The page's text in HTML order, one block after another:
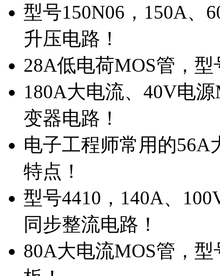
型号150N06，150A、
升压电路！
28A低电荷MOS管，
180A大电流、40V电
变器电路！
电子工程师常用的56A
特点！
型号4410，140A、
同步整流电路！
80A大电流MOS管，